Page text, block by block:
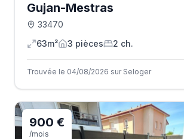
Gujan-Mestras
33470
63m²
3 pièces 2 ch.
Trouvée le 04/08/2026 sur Seloger
900 €
/mois